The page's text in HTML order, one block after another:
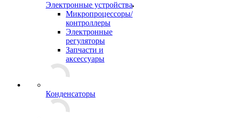
Электронные устройства
Микропроцессоры/
контроллеры
Электронные
регуляторы
Запчасти и
аксессуары
Конденсаторы